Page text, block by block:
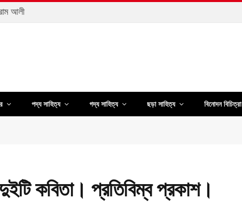
আলী
পদ্য সাহিত্য গদ্য সাহিত্য ছড়া সাহিত্য বিনোদন বিচিত্রা
কবিতা। প্রতিবিম্ব প্রকাশ।